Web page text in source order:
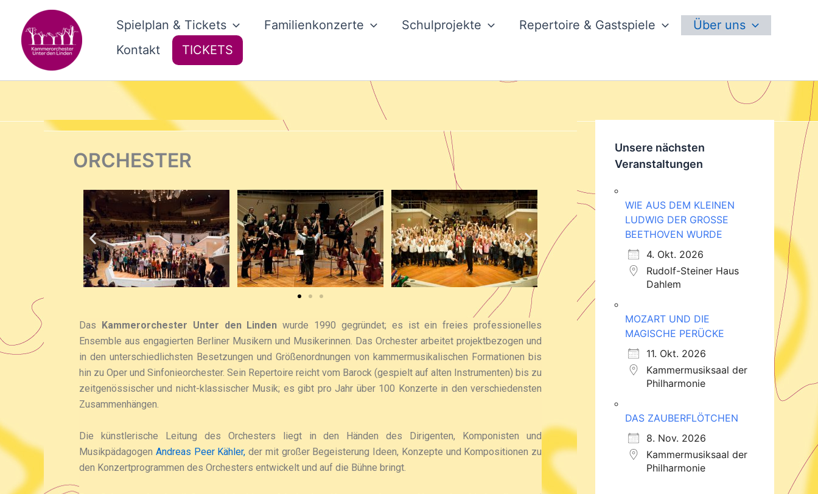
springen
Spielplan & Tickets Familienkonzerte Schulprojekte Repertoire & Gastspiele
Über uns
Kontakt
TICKETS
ORCHESTER
Das Kammerorchester Unter den Linden wurde 1990 gegründet; es ist ein freies professionelles
Ensemble aus engagierten Berliner Musikern und Musikerinnen. Das Orchester arbeitet projektbezogen und
in den unterschiedlichsten Besetzungen und Größenordnungen von kammermusikalischen Formationen bis
hin zu Oper und Sinfonieorchester. Sein Repertoire reicht vom Barock (gespielt auf alten Instrumenten) bis zu
zeitgenössischer und nicht-klassischer Musik; es gibt pro Jahr über 100 Konzerte in den verschiedensten
Zusammenhängen.
Die künstlerische Leitung des Orchesters liegt in den Händen des Dirigenten, Komponisten und
Musikpädagogen Andreas Peer Kähler, der mit großer Begeisterung Ideen, Konzepte und Kompositionen zu
den Konzertprogrammen des Orchesters entwickelt und auf die Bühne bringt.
Unsere nächsten
Veranstaltungen
WIE AUS DEM KLEINEN
LUDWIG DER GROSSE
BEETHOVEN WURDE
4. Okt. 2026
Rudolf-Steiner Haus
Dahlem
MOZART UND DIE
MAGISCHE PERÜCKE
11. Okt. 2026
Kammermusiksaal der
Philharmonie
DAS ZAUBERFLÖTCHEN
8. Nov. 2026
Kammermusiksaal der
Philharmonie